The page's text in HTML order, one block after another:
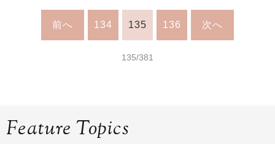
前へ 134 135 136 次へ
135/381
Feature Topics